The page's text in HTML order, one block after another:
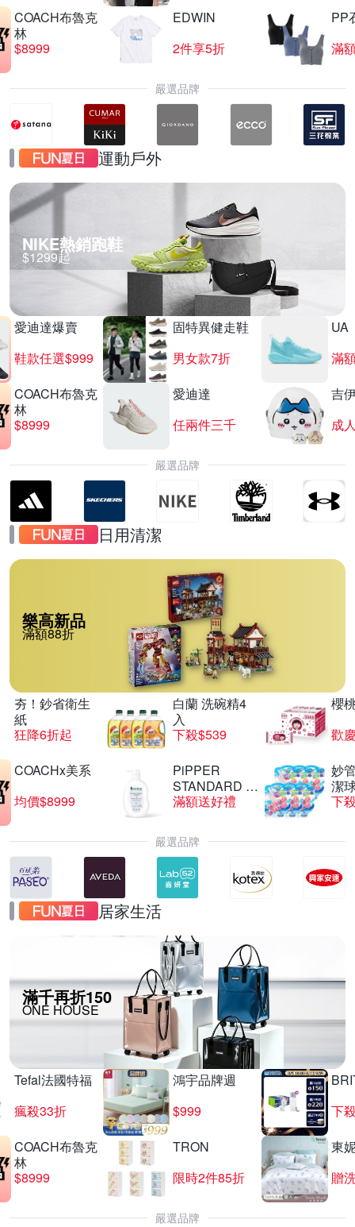
COACH布魯克
林
$8999
EDWIN
2件享5折
PP
滿
嚴選品牌
運動戶外
NIKE熱銷跑鞋
$1299起
愛迪達爆賣
鞋款任選$999
固特異健走鞋
男女款7折
UA
滿
COACH布魯克
林
$8999
愛迪達
任兩件三千
吉
嚴選品牌
日用清潔
樂高新品
滿額88折
夯！鈔省衛生
紙
狂降6折起
白蘭 洗碗精4
入
下殺$539
櫻
歡
COACHx美系
均價$8999
PiPPER
STANDARD 沛
柏
滿額送好禮
妙
潔
下
嚴選品牌
居家生活
滿千再折150
ONE HOUSE
Tefal法國特福
瘋殺33折
鴻宇品牌週
$999
下
COACH布魯克
林
$8999
TRON
限時2件85折
東
贈
嚴選品牌